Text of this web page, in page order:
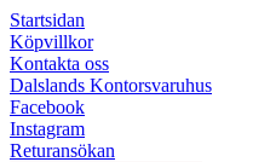
Startsidan
Köpvillkor
Kontakta oss
Dalslands Kontorsvaruhus
Facebook
Instagram
Returansökan